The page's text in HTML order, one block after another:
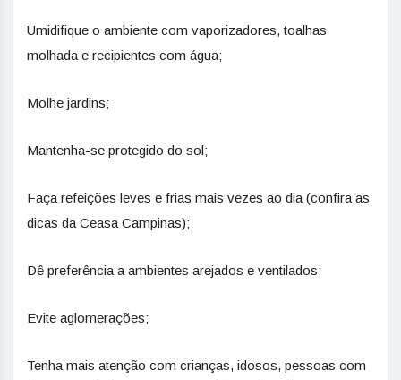
Umidifique o ambiente com vaporizadores, toalhas
molhada e recipientes com água;
Molhe jardins;
Mantenha-se protegido do sol;
Faça refeições leves e frias mais vezes ao dia (confira as
dicas da Ceasa Campinas);
Dê preferência a ambientes arejados e ventilados;
Evite aglomerações;
Tenha mais atenção com crianças, idosos, pessoas com